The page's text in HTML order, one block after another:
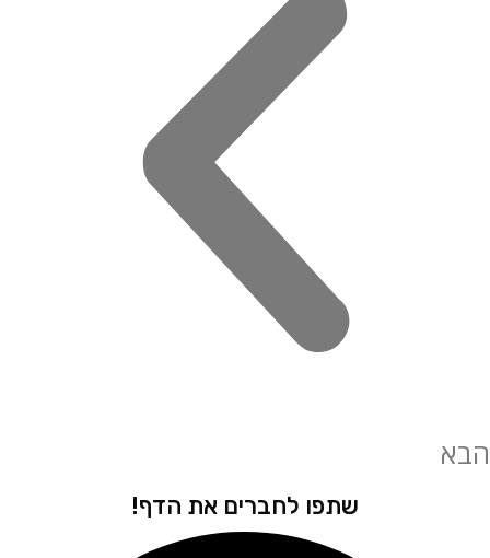
שתפו לחברים את הדף!